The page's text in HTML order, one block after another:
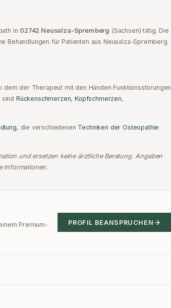
in 02742 Neusalza-Spremberg (Sachsen) tätig. Die
Behandlungen für Patienten aus Neusalza-Spremberg
der Therapeut mit den Händen Funktionsstörungen
sind Rückenschmerzen, Kopfschmerzen,
, die verschiedenen Techniken der Osteopathie
und ersetzen keine ärztliche Beratung. Angaben
Informationen.
Premium-
PROFIL BEANSPRUCHEN